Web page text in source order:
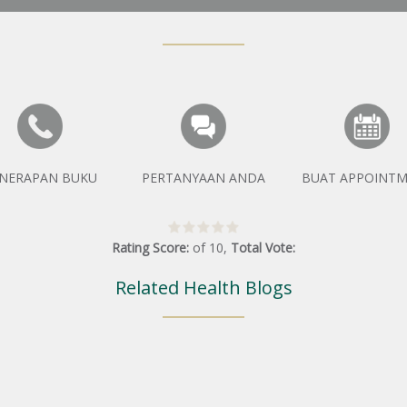
BUKU PERTANYAAN ANDA BUAT
Rating Score: of 10, Total Vote:
Related Health Blogs